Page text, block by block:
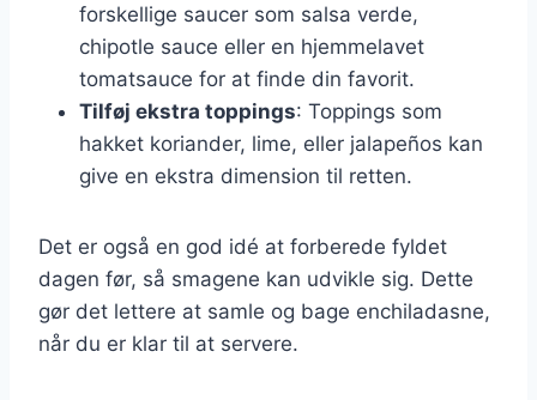
forskellige saucer som salsa verde,
chipotle sauce eller en hjemmelavet
tomatsauce for at finde din favorit.
Tilføj ekstra toppings: Toppings som
hakket koriander, lime, eller jalapeños kan
give en ekstra dimension til retten.
Det er også en god idé at forberede fyldet
dagen før, så smagene kan udvikle sig. Dette
gør det lettere at samle og bage enchiladasne,
når du er klar til at servere.